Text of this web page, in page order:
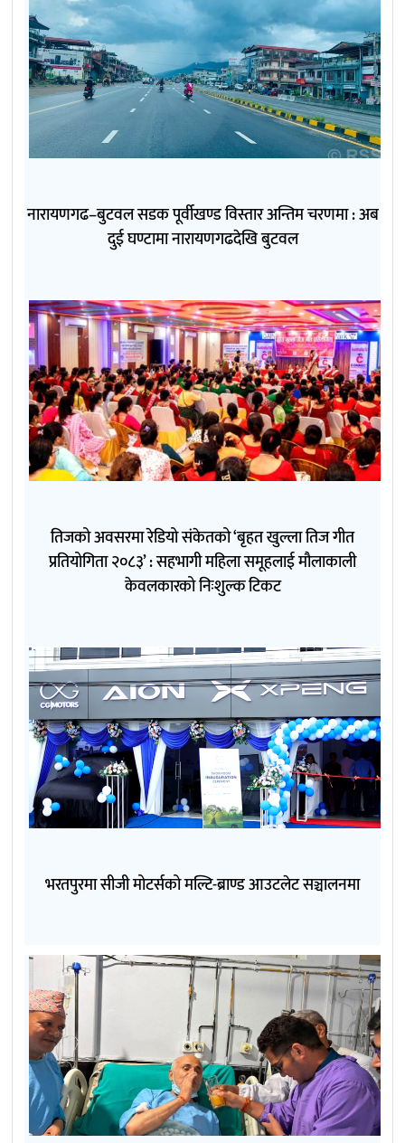
नारायणगढ–बुटवल सडक पूर्वीखण्ड विस्तार अन्तिम चरणमा : अब
दुई घण्टामा नारायणगढदेखि बुटवल
तिजको अवसरमा रेडियो संकेतको ‘बृहत खुल्ला तिज गीत
प्रतियोगिता २०८३’ : सहभागी महिला समूहलाई मौलाकाली
केवलकारको निःशुल्क टिकट
भरतपुरमा सीजी मोटर्सको मल्टि-ब्राण्ड आउटलेट सञ्चालनमा